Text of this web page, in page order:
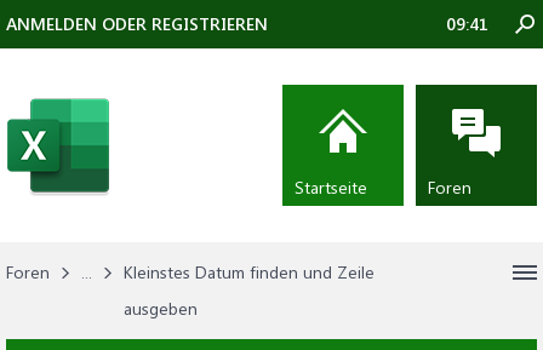
Foren ...
Kleinstes Datum finden und Zeile
ausgeben
ANMELDEN ODER REGISTRIEREN 09:41
Startseite Foren